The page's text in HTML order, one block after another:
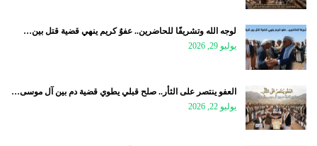
لوجه الله وتشريفًا للحاضرين.. عفوٌ كريم ينهي قضية قتل بين…
يوليو 29, 2026
العفو ينتصر على الثأر.. صلح قبلي يطوي قضية دم بين آل موسى…
يوليو 22, 2026